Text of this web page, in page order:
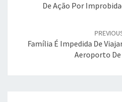
De Ação Por
Família É Impedida De
Aeroporto De